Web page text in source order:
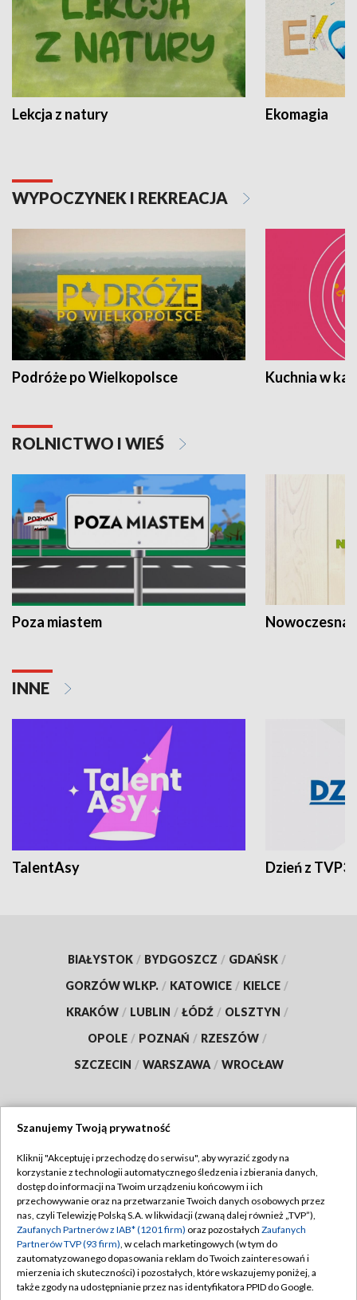
Lekcja z natury Ekomagia
WYPOCZYNEK I REKREACJA
Podróże po Wielkopolsce Kuchnia w
ROLNICTWO I WIEŚ
Poza miastem Nowoczesna
INNE
TalentAsy Dzień z TVP3
BIAŁYSTOK / BYDGOSZCZ / GDAŃSK /
GORZÓW WLKP. / KATOWICE / KIELCE /
KRAKÓW / LUBLIN / ŁÓDŹ / OLSZTYN /
OPOLE / POZNAŃ / RZESZÓW /
SZCZECIN / WARSZAWA / WROCŁAW
TVP
Abonament TVP
Emisja w TVP
Centrum informacji TVP
Naziemna Telewizja Cyfrowa
Regulamin TVP
Polityka prywatności
Moje zgody
Pomoc
Szanujemy Twoją prywatność
Kliknij "Akceptuję i przechodzę do serwisu", aby wyrazić zgody na
korzystanie z technologii automatycznego śledzenia i zbierania danych,
dostęp do informacji na Twoim urządzeniu końcowym i ich
przechowywanie oraz na przetwarzanie Twoich danych osobowych przez
nas, czyli Telewizję Polską S.A. w likwidacji (zwaną dalej również „TVP”),
Zaufanych Partnerów z IAB* (1201 firm) oraz pozostałych Zaufanych
Partnerów TVP (93 firm), w celach marketingowych (w tym do
zautomatyzowanego dopasowania reklam do Twoich zainteresowań i
mierzenia ich skuteczności) i pozostałych, które wskazujemy poniżej, a
także zgody na udostępnianie przez nas identyfikatora PPID do Google.